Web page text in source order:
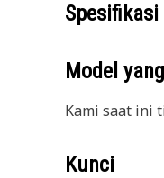
Model
Kami saat ini
Kunci